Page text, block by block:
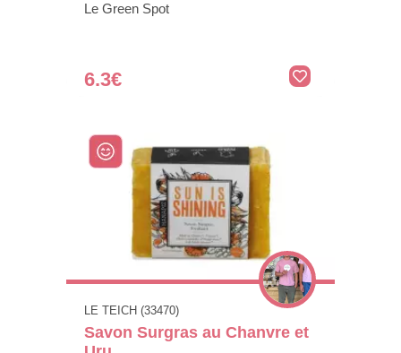
Le Green Spot
6.3€
LE TEICH (33470)
Savon Surgras au Chanvre et